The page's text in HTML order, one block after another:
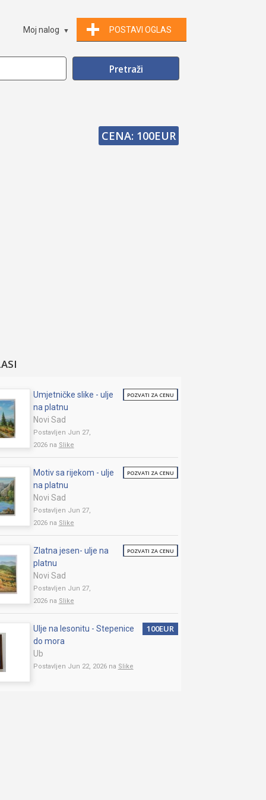
POSTAVI OGLAS
Moj nalog
CENA: 100EUR
Umjetničke slike - ulje
na platnu
Novi Sad
Postavljen Jun 27,
2026 na Slike
POZVATI ZA CENU
Motiv sa rijekom - ulje
na platnu
Novi Sad
Postavljen Jun 27,
2026 na Slike
POZVATI ZA CENU
Zlatna jesen- ulje na
platnu
Novi Sad
Postavljen Jun 27,
2026 na Slike
POZVATI ZA CENU
Ulje na lesonitu - Stepenice
do mora
Ub
Postavljen Jun 22, 2026 na Slike
100EUR